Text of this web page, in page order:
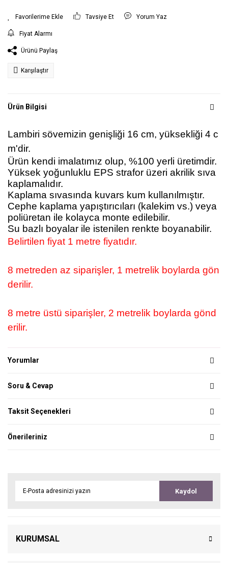
Tavsiye Et Yorum Yaz
Fiyat Alarmı
Ürünü Paylaş
Karşılaştır
Ürün Bilgisi
Lambiri sövemizin genişliği 16 cm, yüksekliği 4 c
m'dir.
Ürün kendi imalatımız olup, %100 yerli üretimdir.
Yüksek yoğunluklu EPS strafor üzeri akrilik sıva
kaplamalıdır.
Kaplama sıvasında kuvars kum kullanılmıştır.
Cephe kaplama yapıştırıcıları (kalekim vs.) veya
poliüretan ile kolayca monte edilebilir.
Su bazlı boyalar ile istenilen renkte boyanabilir.
Belirtilen fiyat 1 metre fiyatıdır.
8 metreden az siparişler, 1 metrelik boylarda gön
derilir.
8 metre üstü siparişler, 2 metrelik boylarda gönd
erilir.
Yorumlar
Soru & Cevap
Taksit Seçenekleri
Önerileriniz
Kaydol
KURUMSAL